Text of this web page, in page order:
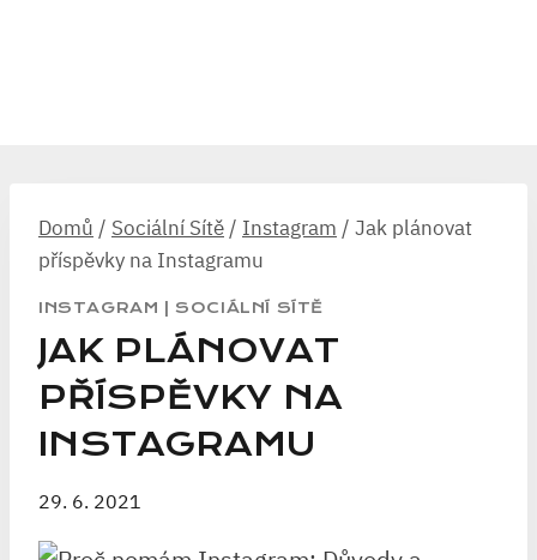
Domů / Sociální Sítě / Instagram / Jak plánovat
příspěvky na Instagramu
INSTAGRAM |SOCIÁLNÍ SÍTĚ
JAK PLÁNOVAT
PŘÍSPĚVKY NA
INSTAGRAMU
29. 6. 2021